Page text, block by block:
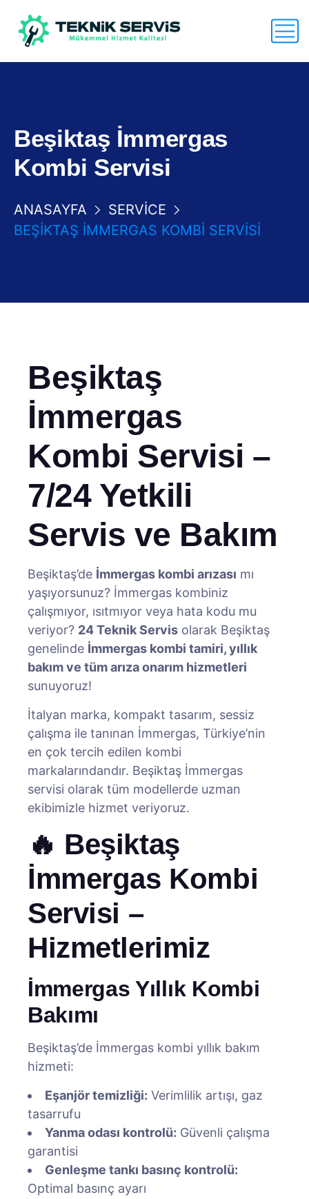
Beşiktaş İmmergas
Kombi Servisi
ANASAYFA
SERVICE
BEŞIKTAŞ İMMERGAS KOMBI SERVISI
Beşiktaş
İmmergas
Kombi Servisi –
7/24 Yetkili
Servis ve Bakım
Beşiktaş’de İmmergas kombi arızası mı
yaşıyorsunuz? İmmergas kombiniz
çalışmıyor, ısıtmıyor veya hata kodu mu
veriyor? 24 Teknik Servis olarak Beşiktaş
genelinde İmmergas kombi tamiri, yıllık
bakım ve tüm arıza onarım hizmetleri
sunuyoruz!
İtalyan marka, kompakt tasarım, sessiz
çalışma ile tanınan İmmergas, Türkiye’nin
en çok tercih edilen kombi
markalarındandır. Beşiktaş İmmergas
servisi olarak tüm modellerde uzman
ekibimizle hizmet veriyoruz.
🔥 Beşiktaş
İmmergas Kombi
Servisi –
Hizmetlerimiz
İmmergas Yıllık Kombi
Bakımı
Beşiktaş’de İmmergas kombi yıllık bakım
hizmeti:
Eşanjör temizliği: Verimlilik artışı, gaz
tasarrufu
Yanma odası kontrolü: Güvenli çalışma
garantisi
Genleşme tankı basınç kontrolü:
Optimal basınç ayarı